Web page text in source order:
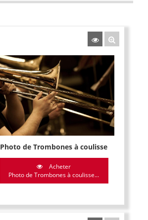
Photo de Trombones à coulisse
Acheter
Photo de Trombones à coulisse...